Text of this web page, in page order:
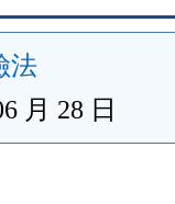
法
月 28 日